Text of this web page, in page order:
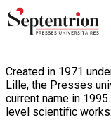
Created in 1971
Lille, the Presses
current name in
level scientific works: